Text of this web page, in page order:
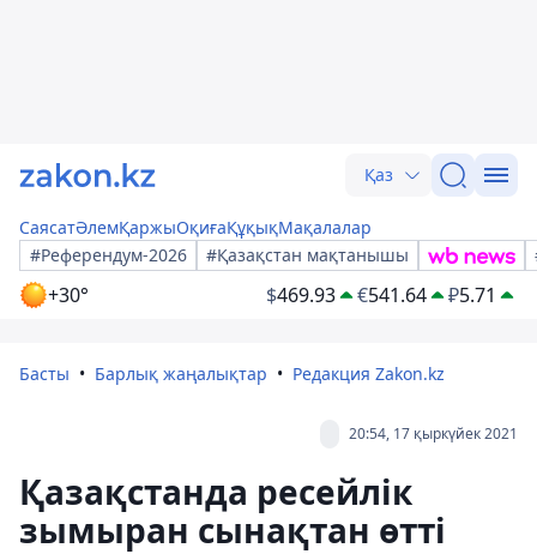
Қаз
СаясатӘлемҚаржыОқиғаҚұқықМақалалар
#Референдум-2026
#Қазақстан мақтанышы
+30° $469.93 €541.64 ₽5.71
Басты Барлық жаңалықтар Редакция Zakon.kz
20:54, 17 қыркүйек 2021
Қазақстанда ресейлік
зымыран сынақтан өтті